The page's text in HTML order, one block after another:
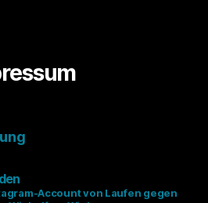
Account von Laufen gegen